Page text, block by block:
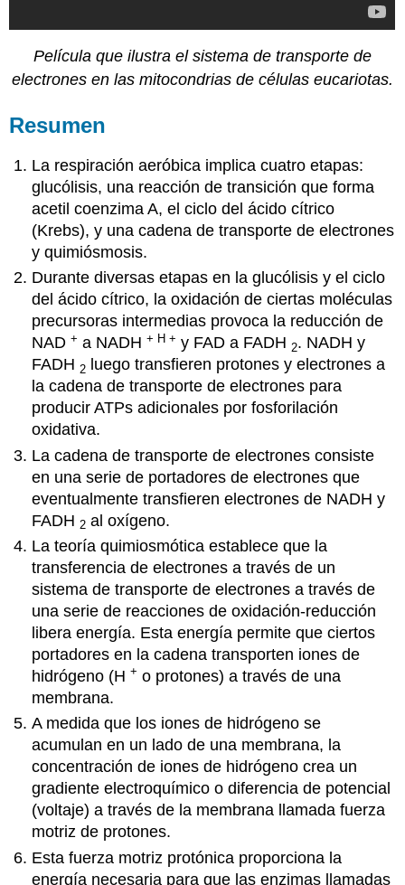
Película que ilustra el sistema de transporte de
electrones en las mitocondrias de células eucariotas.
Resumen
La respiración aeróbica implica cuatro etapas:
glucólisis, una reacción de transición que forma
acetil coenzima A, el ciclo del ácido cítrico
(Krebs), y una cadena de transporte de electrones
y quimiósmosis.
Durante diversas etapas en la glucólisis y el ciclo
del ácido cítrico, la oxidación de ciertas moléculas
precursoras intermedias provoca la reducción de
NAD+ a NADH+ H + y FAD a FADH 2. NADH y
FADH 2
luego transfieren protones y electrones a
la cadena de transporte de electrones para
producir ATPs adicionales por fosforilación
oxidativa.
La cadena de transporte de electrones consiste
en una serie de portadores de electrones que
eventualmente transfieren electrones de NADH y
FADH 2 al oxígeno.
La teoría quimiosmótica establece que la
transferencia de electrones a través de un
sistema de transporte de electrones a través de
una serie de reacciones de oxidación-reducción
libera energía. Esta energía permite que ciertos
portadores en la cadena transporten iones de
hidrógeno (H+ o protones) a través de una
membrana.
A medida que los iones de hidrógeno se
acumulan en un lado de una membrana, la
concentración de iones de hidrógeno crea un
gradiente electroquímico o diferencia de potencial
(voltaje) a través de la membrana llamada fuerza
motriz de protones.
Esta fuerza motriz protónica proporciona la
energía necesaria para que las enzimas llamadas